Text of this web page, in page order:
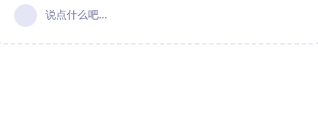
说点什么吧...